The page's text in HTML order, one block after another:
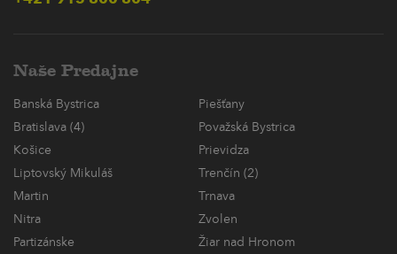
Naše Predajne
Banská Bystrica
Piešťany
Bratislava (4)
Považská Bystrica
Košice
Prievidza
Liptovský Mikuláš
Trenčín (2)
Martin
Trnava
Nitra
Zvolen
Partizánske
Žiar nad Hronom